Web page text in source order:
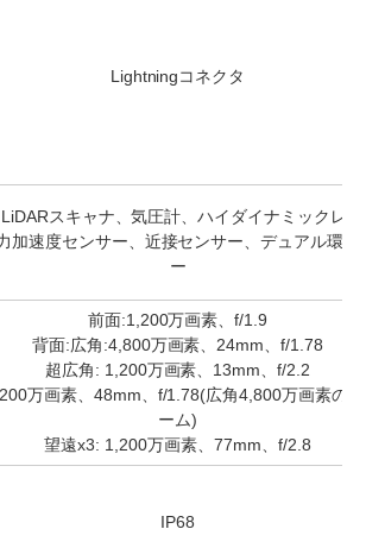
Lightningコネクタ
スキャナ、気圧計、ハイダイナミックレ
加速度センサー、近接センサー、デュアル環境
ー
前面:1,200万画素、f/1.9
背面:広角:4,800万画素、24mm、f/1.78
超広角: 1,200万画素、13mm、f/2.2
万画素、48mm、f/1.78(広角4,800万画素の
ーム)
望遠x3: 1,200万画素、77mm、f/2.8
IP68